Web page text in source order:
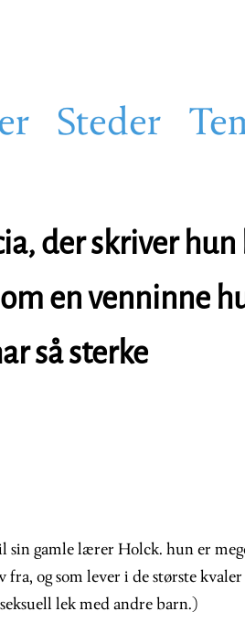
Steder
der skriver hun
en venninne
så sterke
gamle lærer Holck. hun er
og som lever i de største
lek med andre barn.)